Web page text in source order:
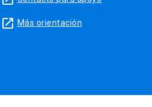
launch Más orientación